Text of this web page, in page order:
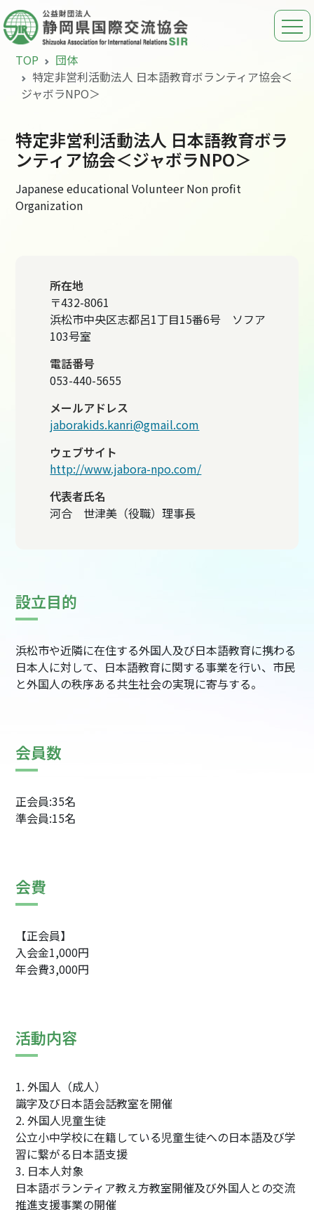
TOP
団体
特定非営利活動法人 日本語教育ボランティア協会＜
ジャボラNPO＞
特定非営利活動法人 日本語教育ボラ
ンティア協会＜ジャボラNPO＞
Japanese educational Volunteer Non profit
Organization
所在地
〒432-8061
浜松市中央区志都呂1丁目15番6号 ソフア
103号室
電話番号
053-440-5655
メールアドレス
jaborakids.kanri@gmail.com
ウェブサイト
http://www.jabora-npo.com/
代表者氏名
河合 世津美（役職）理事長
設立目的
浜松市や近隣に在住する外国人及び日本語教育に携わる
日本人に対して、日本語教育に関する事業を行い、市民
と外国人の秩序ある共生社会の実現に寄与する。
会員数
正会員:35名
準会員:15名
会費
【正会員】
入会金1,000円
年会費3,000円
活動内容
1. 外国人（成人）
識字及び日本語会話教室を開催
2. 外国人児童生徒
公立小中学校に在籍している児童生徒への日本語及び学
習に繋がる日本語支援
3. 日本人対象
日本語ボランティア教え方教室開催及び外国人との交流
推進支援事業の開催